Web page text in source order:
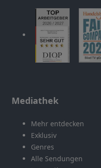
Mediathek
Mehr entdecken
Exklusiv
Genres
Alle Sendungen